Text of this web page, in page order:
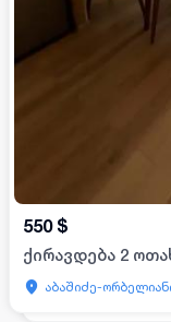
550 $
ქირავდება 2
აბაშიძე-